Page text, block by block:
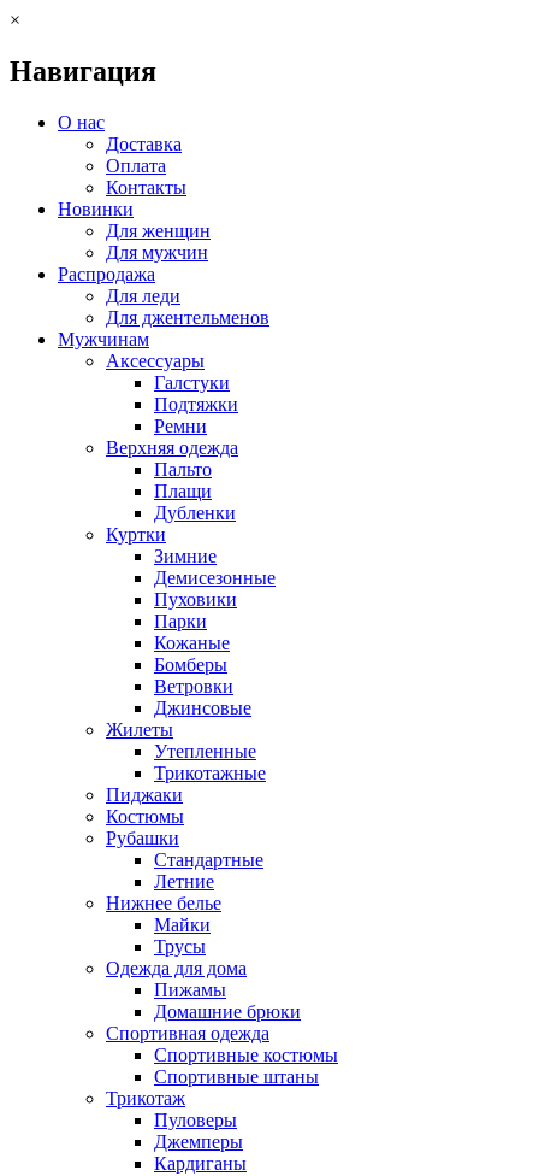
×
Навигация
О нас
Доставка
Оплата
Контакты
Новинки
Для женщин
Для мужчин
Распродажа
Для леди
Для джентельменов
Мужчинам
Аксессуары
Галстуки
Подтяжки
Ремни
Верхняя одежда
Пальто
Плащи
Дубленки
Куртки
Зимние
Демисезонные
Пуховики
Парки
Кожаные
Бомберы
Ветровки
Джинсовые
Жилеты
Утепленные
Трикотажные
Пиджаки
Костюмы
Рубашки
Стандартные
Летние
Нижнее белье
Майки
Трусы
Одежда для дома
Пижамы
Домашние брюки
Спортивная одежда
Спортивные костюмы
Спортивные штаны
Трикотаж
Пуловеры
Джемперы
Кардиганы